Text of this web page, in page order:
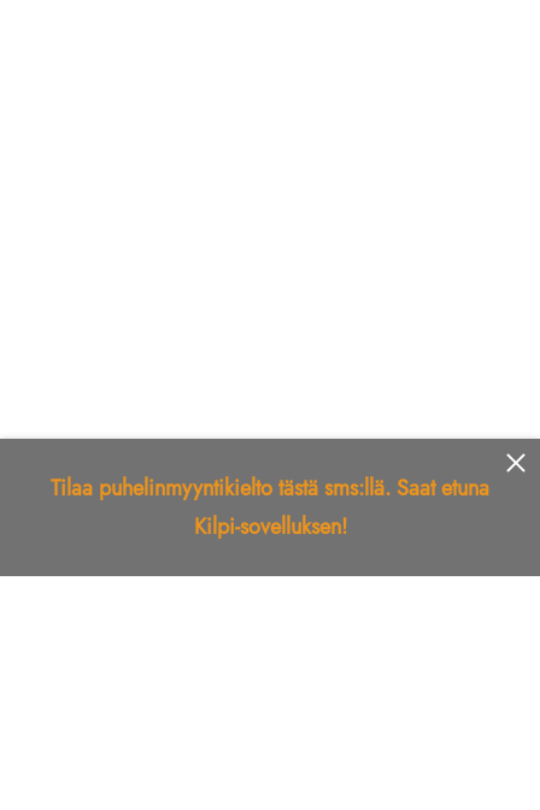
Tilaa puhelinmyyntikielto tästä sms:llä. Saat etuna
Kilpi-sovelluksen!